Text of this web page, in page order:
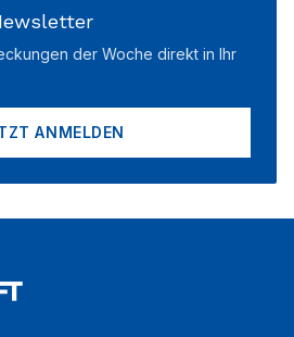
der Woche direkt in Ihr
ANMELDEN